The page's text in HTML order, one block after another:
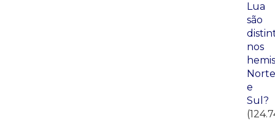
Lua
são
nos
Norte
e
Sul?